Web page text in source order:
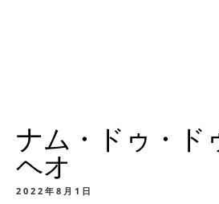
ナム・ドゥ・ド
ヘオ
2022年8月1日